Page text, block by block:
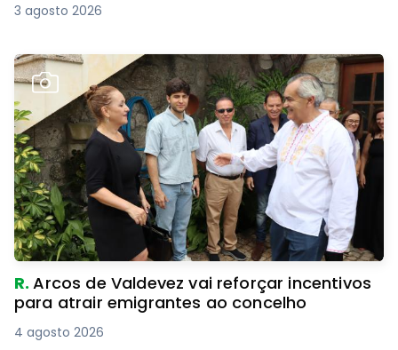
3 agosto 2026
R.Arcos de Valdevez vai reforçar incentivos
para atrair emigrantes ao concelho
4 agosto 2026